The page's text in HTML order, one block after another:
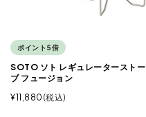
ポイント5倍
SOTO ソト レギュレーターストー
ブ フュージョン
¥11,880 税込